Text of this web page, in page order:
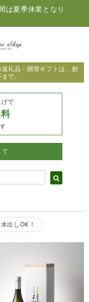
夏季休業となり
礼品・贈答ギフトは、創
で。
で
て
水出しOK！